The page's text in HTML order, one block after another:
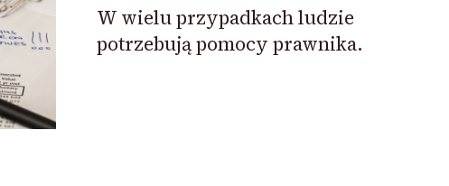
W wielu przypadkach ludzie
potrzebują pomocy prawnika.